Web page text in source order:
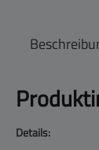
Details: